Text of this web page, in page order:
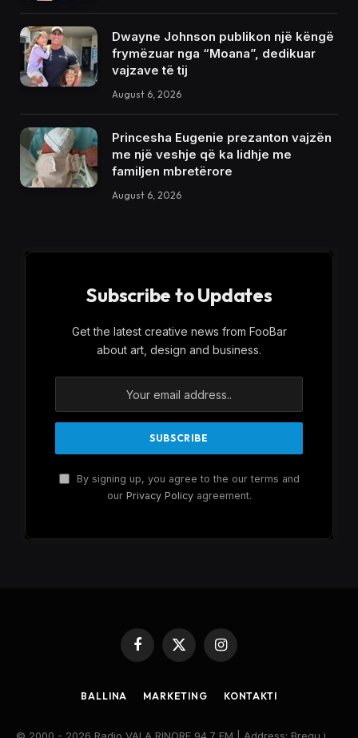
Dwayne Johnson publikon një këngë
frymëzuar nga “Moana”, dedikuar
vajzave të tij
August 6, 2026
Princesha Eugenie prezanton vajzën
me një veshje që ka lidhje me
familjen mbretërore
August 6, 2026
Subscribe to Updates
Get the latest creative news from FooBar
about art, design and business.
By signing up, you agree to the our terms and
our Privacy Policyagreement.
Facebook
X
Instagram
BALLINA MARKETING KONTAKTI